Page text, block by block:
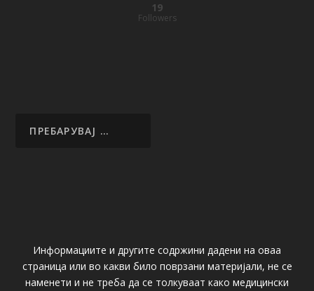
19
Followers
Информациите и другите содржини дадени на оваа
страница или во какви било поврзани материјали, не се
наменети и не треба да се толкуваат како медицински